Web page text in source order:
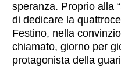
speranza. Proprio alla
di dedicare la
Festino, nella
chiamato, giorno per
protagonista della